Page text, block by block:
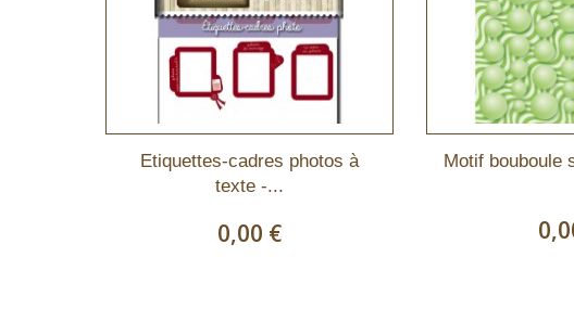
Etiquettes-cadres photos à
texte -...
0,00 €
Motif bouboule